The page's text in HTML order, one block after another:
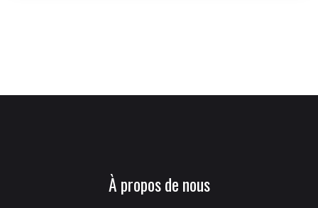
À propos de nous